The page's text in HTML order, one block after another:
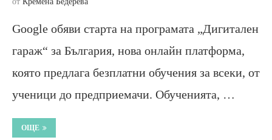
Google обяви старта на програмата „Дигитален
гараж“ за България, нова онлайн платформа,
която предлага безплатни обучения за всеки, от
ученици до предприемачи. Обученията, …
ОЩЕ